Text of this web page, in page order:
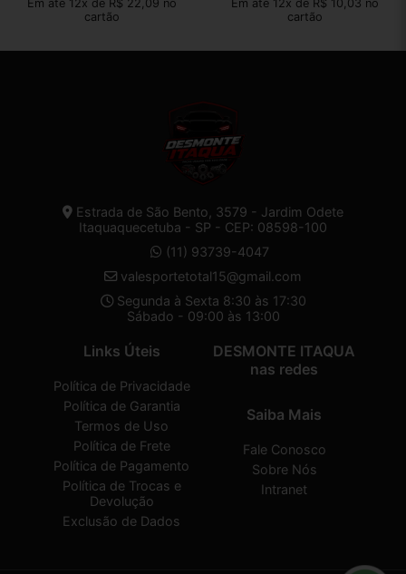
Em até 12x de R$ 22,09 no
cartão
Em até 12x de R$ 10,03 no
cartão
Estrada de São Bento, 3579 - Jardim Odete
Itaquaquecetuba - SP - CEP: 08598-100
(11) 93739-4047
valesportetotal15@gmail.com
Segunda à Sexta 8:30 às 17:30
Sábado - 09:00 às 13:00
Links Úteis
Política de Privacidade
Política de Garantia
Termos de Uso
Política de Frete
Política de Pagamento
Política de Trocas e
Devolução
Exclusão de Dados
DESMONTE ITAQUA
nas redes
Saiba Mais
Fale Conosco
Sobre Nós
Intranet